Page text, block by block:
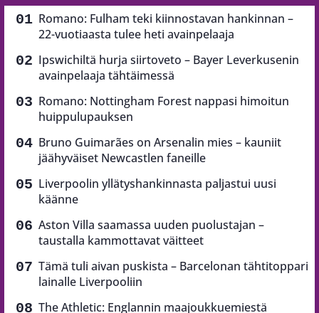
Romano: Fulham teki kiinnostavan hankinnan –
22-vuotiaasta tulee heti avainpelaaja
Ipswichiltä hurja siirtoveto – Bayer Leverkusenin
avainpelaaja tähtäimessä
Romano: Nottingham Forest nappasi himoitun
huippulupauksen
Bruno Guimarães on Arsenalin mies – kauniit
jäähyväiset Newcastlen faneille
Liverpoolin yllätyshankinnasta paljastui uusi
käänne
Aston Villa saamassa uuden puolustajan –
taustalla kammottavat väitteet
Tämä tuli aivan puskista – Barcelonan tähtitoppari
lainalle Liverpooliin
The Athletic: Englannin maajoukkuemiestä